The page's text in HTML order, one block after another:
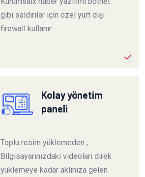
gibi saldırılar için özel yurt dışı
firewall kullanır.
Kolay yönetim
paneli
Toplu resim yüklemeden ,
Bilgisayarınızdaki videoları direk
yüklemeye kadar aklınıza gelen